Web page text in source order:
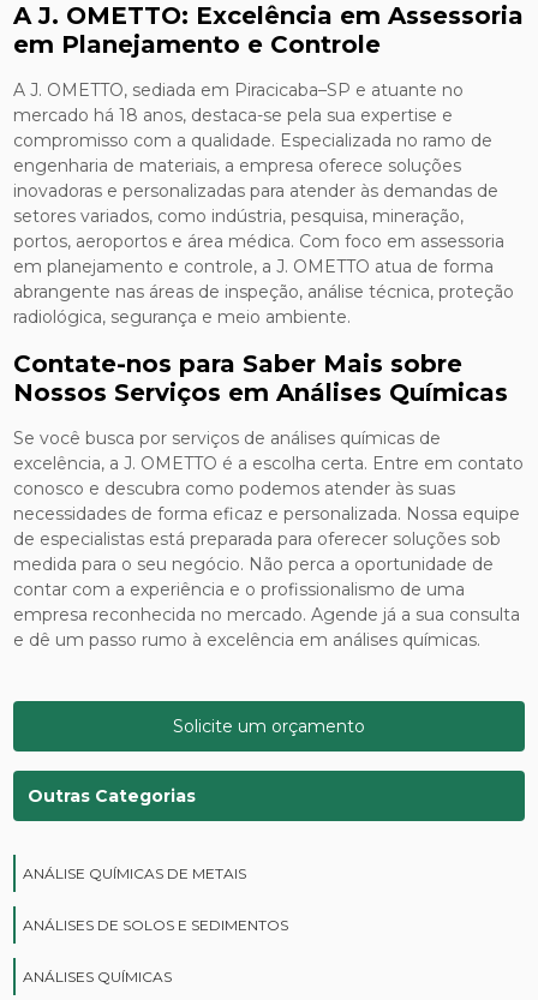
A J. OMETTO: Excelência em Assessoria
em Planejamento e Controle
A J. OMETTO, sediada em Piracicaba–SP e atuante no
mercado há 18 anos, destaca-se pela sua expertise e
compromisso com a qualidade. Especializada no ramo de
engenharia de materiais, a empresa oferece soluções
inovadoras e personalizadas para atender às demandas de
setores variados, como indústria, pesquisa, mineração,
portos, aeroportos e área médica. Com foco em assessoria
em planejamento e controle, a J. OMETTO atua de forma
abrangente nas áreas de inspeção, análise técnica, proteção
radiológica, segurança e meio ambiente.
Contate-nos para Saber Mais sobre
Nossos Serviços em Análises Químicas
Se você busca por serviços de análises químicas de
excelência, a J. OMETTO é a escolha certa. Entre em contato
conosco e descubra como podemos atender às suas
necessidades de forma eficaz e personalizada. Nossa equipe
de especialistas está preparada para oferecer soluções sob
medida para o seu negócio. Não perca a oportunidade de
contar com a experiência e o profissionalismo de uma
empresa reconhecida no mercado. Agende já a sua consulta
e dê um passo rumo à excelência em análises químicas.
Solicite um orçamento
Outras Categorias
ANÁLISE QUÍMICAS DE METAIS
ANÁLISES DE SOLOS E SEDIMENTOS
ANÁLISES QUÍMICAS